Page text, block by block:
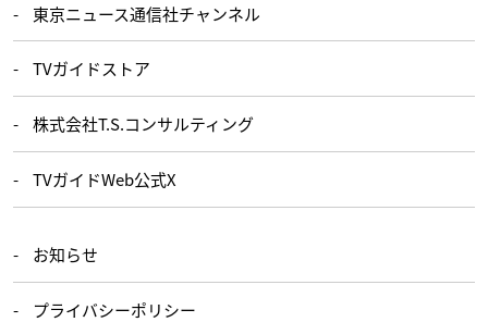
東京ニュース通信社チャンネル
TVガイドストア
株式会社T.S.コンサルティング
TVガイドWeb公式X
お知らせ
プライバシーポリシー